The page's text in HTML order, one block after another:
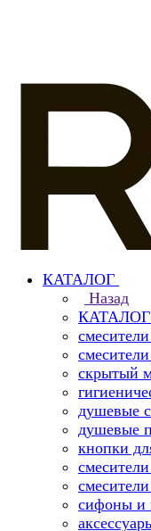
КАТАЛОГ
Назад
КАТАЛОГ
скрытый
душевые
душевые
кнопки
сифоны и